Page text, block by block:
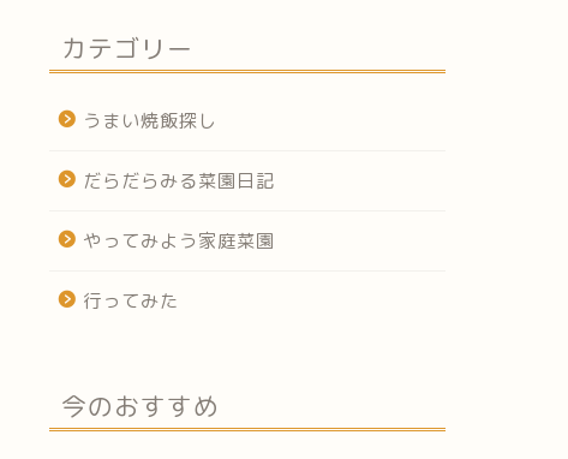
カテゴリー
うまい焼飯探し
だらだらみる菜園日記
やってみよう家庭菜園
行ってみた
今のおすすめ